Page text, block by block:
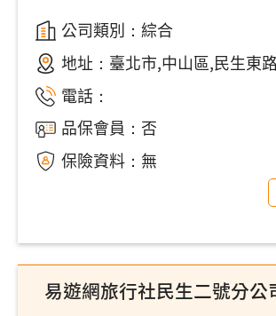
公司類別：綜合
地址： 臺北市,中山區,民生東
電話：
品保會員：否
保險資料：無
易遊網旅行社民生二號分公